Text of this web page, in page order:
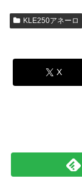
KLE250アネーロ
X